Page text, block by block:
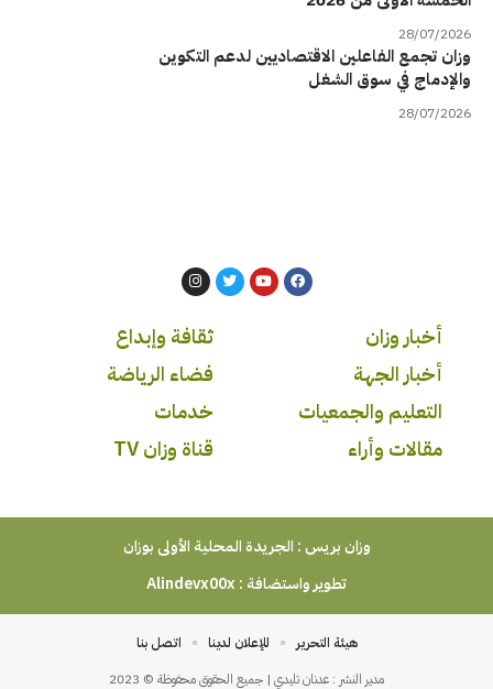
28/07/2026
وزان تجمع الفاعلين الاقتصاديين لدعم التكوين
والإدماج في سوق الشغل
28/07/2026
أخبار وزان
أخبار الجهة
التعليم والجمعيات
مقالات وأراء
ثقافة وإبداع
فضاء الرياضة
خدمات
قناة وزان TV
وزان بريس : الجريدة المحلية الأولى بوزان
تطوير واستضافة : Alindevx00x
مدير النشر : عدنان تليدي | جميع الحقوق محفوظة © 2023
هيئة التحرير للإعلان لدينا اتصل بنا